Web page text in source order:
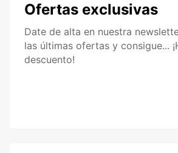
Ofertas exclusivas
Date de alta en nuestra
las últimas ofertas y consigue...
descuento!